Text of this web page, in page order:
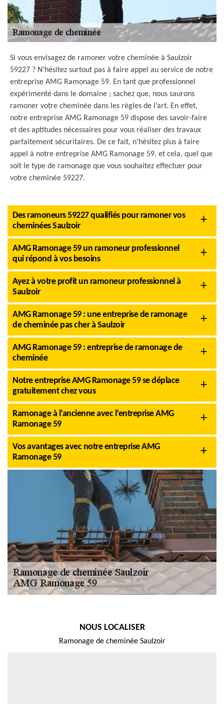
Si vous envisagez de ramoner votre cheminée à Saulzoir
59227 ? N’hésitez surtout pas à faire appel au service de notre
entreprise AMG Ramonage 59. En tant que professionnel
expérimenté dans le domaine ; sachez que, nous saurons
ramoner votre cheminée dans les règles de l’art. En effet,
notre entreprise AMG Ramonage 59 dispose des savoir-faire
et des aptitudes nécessaires pour vous réaliser des travaux
parfaitement sécuritaires. De ce fait, n’hésitez plus à faire
appel à notre entreprise AMG Ramonage 59, et cela, quel que
soit le type de ramonage que vous souhaitez effectuer pour
votre cheminée 59227.
Des ramoneurs 59227 qualifiés pour ramoner vos
cheminées Saulzoir
AMG Ramonage 59 un ramoneur professionnel
qui répond à vos besoins
Ayez à votre profit un ramoneur professionnel à
Saulzoir
AMG Ramonage 59 : une entreprise de ramonage
de cheminée pas cher à Saulzoir
AMG Ramonage 59 : entreprise de ramonage de
cheminée
Notre entreprise AMG Ramonage 59 se déplace
gratuitement chez vous
Ramonage à l’ancienne avec l’entreprise AMG
Ramonage 59
Vos avantages avec notre entreprise AMG
Ramonage 59
NOUS LOCALISER
Ramonage de cheminée Saulzoir